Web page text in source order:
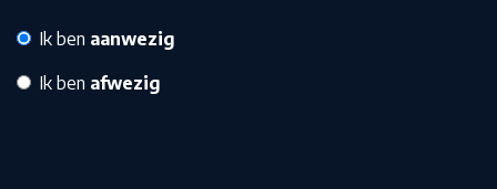
Ik ben aanwezig
Ik ben afwezig